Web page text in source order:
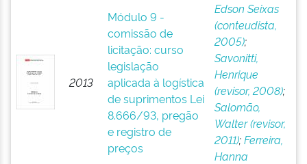
2013
Módulo 9 -
comissão de
licitação: curso
legislação
aplicada à logística
de suprimentos Lei
8.666/93, pregão
e registro de
preços
Edson Seixas
(conteudista,
2005);
Savonitti,
Henrique
(revisor, 2008);
Salomão,
Walter (revisor,
2011);Ferreira,
Hanna